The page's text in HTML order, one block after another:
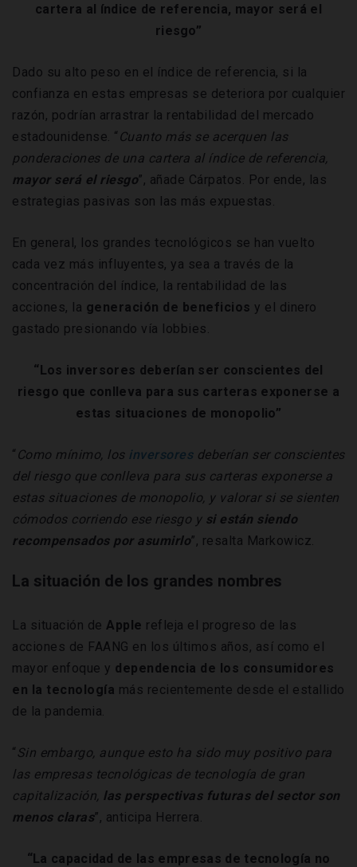
cartera al índice de referencia, mayor será el
riesgo”
Dado su alto peso en el índice de referencia, si la
confianza en estas empresas se deteriora por cualquier
razón, podrían arrastrar la rentabilidad del mercado
estadounidense. “ Cuanto más se acerquen las
ponderaciones de una cartera al índice de referencia,
mayor será el riesgo”, añade Cárpatos. Por ende, las
estrategias pasivas son las más expuestas.
En general, los grandes tecnológicos se han vuelto
cada vez más influyentes, ya sea a través de la
concentración del índice, la rentabilidad de las
acciones, la generación de beneficios y el dinero
gastado presionando vía lobbies.
“Los inversores deberían ser conscientes del
riesgo que conlleva para sus carteras exponerse a
estas situaciones de monopolio”
“ Como mínimo, los inversoresdeberían ser conscientes
del riesgo que conlleva para sus carteras exponerse a
estas situaciones de monopolio, y valorar si se sienten
cómodos corriendo ese riesgo y si están siendo
recompensados por asumirlo”, resalta Markowicz.
La situación de los grandes nombres
La situación de Apple refleja el progreso de las
acciones de FAANG en los últimos años, así como el
mayor enfoque y dependencia de los consumidores
en la tecnología más recientemente desde el estallido
de la pandemia.
“ Sin embargo, aunque esto ha sido muy positivo para
las empresas tecnológicas de tecnología de gran
capitalización, las perspectivas futuras del sector son
menos claras”, anticipa Herrera.
“La capacidad de las empresas de tecnología no